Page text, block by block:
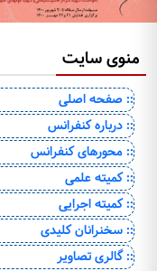
منوی سایت
:: صفحه اصلی
:: درباره کنفرانس
:: محورهای کنفرانس
:: کمیته علمی
:: کمیته اجرایی
:: سخنرانان کلیدی
:: گالری تصاویر